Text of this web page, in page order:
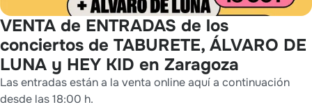
VENTA de ENTRADAS de los
conciertos de TABURETE, ÁLVARO DE
LUNA y HEY KID en Zaragoza
Las entradas están a la venta online aquí a continuación
desde las 18:00 h.